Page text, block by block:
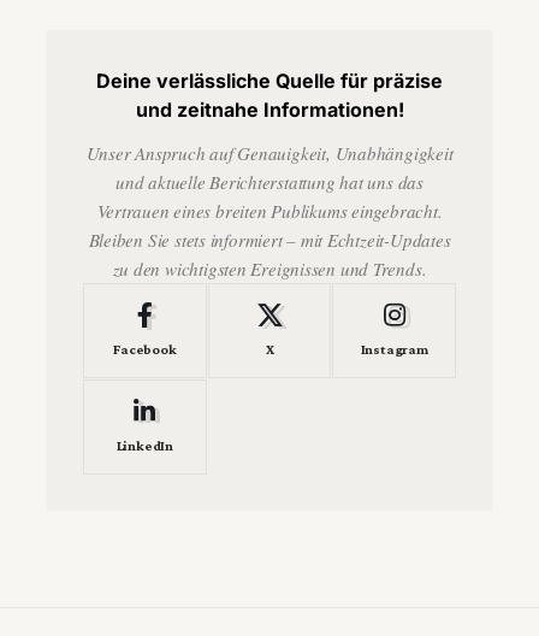
Deine verlässliche Quelle für präzise
und zeitnahe Informationen!
Unser Anspruch auf Genauigkeit, Unabhängigkeit
und aktuelle Berichterstattung hat uns das
Vertrauen eines breiten Publikums eingebracht.
Bleiben Sie stets informiert – mit Echtzeit-Updates
zu den wichtigsten Ereignissen und Trends.
Facebook X Instagram
LinkedIn